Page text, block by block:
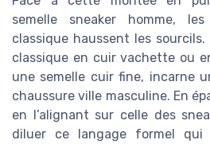
semelle sneaker homme,
classique haussent les
classique en cuir vachette ou
une semelle cuir fine, incarne
chaussure ville masculine. En
en l’alignant sur celle des
diluer ce langage formel